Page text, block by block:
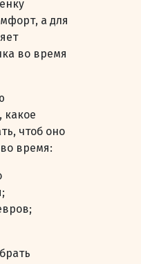
а для
во время
какое
чтоб оно
время: